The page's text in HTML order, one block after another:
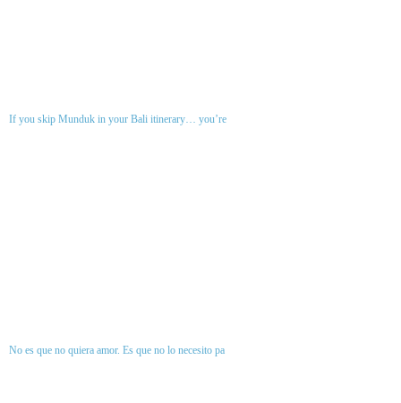
If you skip Munduk in your Bali itinerary… you’re
No es que no quiera amor. Es que no lo necesito pa